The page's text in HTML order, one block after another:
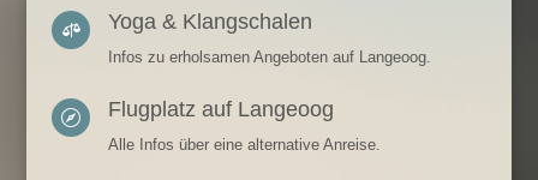
 Yoga & Klangschalen
Infos zu erholsamen Angeboten auf Langeoog.
 Flugplatz auf Langeoog
Alle Infos über eine alternative Anreise.